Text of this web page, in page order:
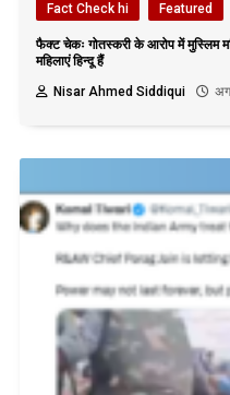
Fact Check hi Featured
फैक्ट चेकः गोतस्करी के आरोप में मुस्लिम
महिलाएं हिन्दू हैं
Nisar Ahmed Siddiqui